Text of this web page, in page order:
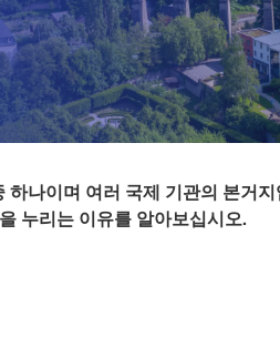
나이며 여러 국제 기관의 본거
누리는 이유를 알아보십시오.